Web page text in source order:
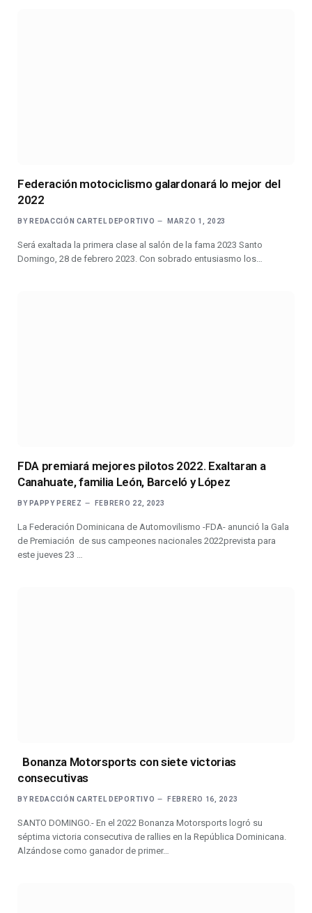
Federación motociclismo galardonará lo mejor del
2022
BY REDACCIÓN CARTEL DEPORTIVO MARZO 1, 2023
Será exaltada la primera clase al salón de la fama 2023 Santo
Domingo, 28 de febrero 2023. Con sobrado entusiasmo los…
FDA premiará mejores pilotos 2022. Exaltaran a
Canahuate, familia León, Barceló y López
BY PAPPY PEREZ FEBRERO 22, 2023
La Federación Dominicana de Automovilismo -FDA- anunció la Gala
de Premiación de sus campeones nacionales 2022prevista para
este jueves 23 …
Bonanza Motorsports con siete victorias
consecutivas
BY REDACCIÓN CARTEL DEPORTIVO FEBRERO 16, 2023
SANTO DOMINGO.- En el 2022 Bonanza Motorsports logró su
séptima victoria consecutiva de rallies en la República Dominicana.
Alzándose como ganador de primer…